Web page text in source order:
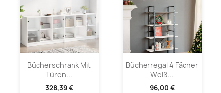
Bücherschrank Mit
Türen...
328,39 €
Bücherregal 4 Fächer
Weiß...
96,00 €